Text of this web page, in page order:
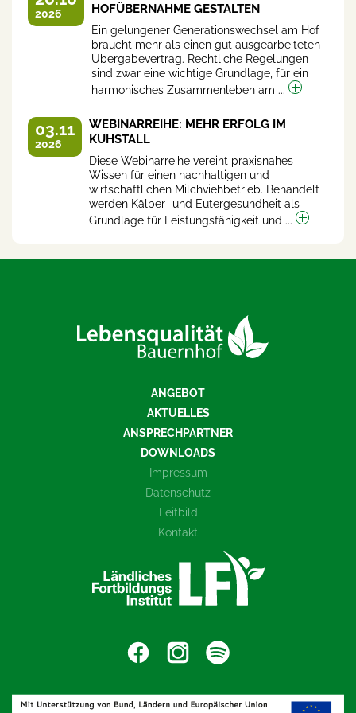
2026
HOFÜBERNAHME GESTALTEN
Ein gelungener Generationswechsel am Hof
braucht mehr als einen gut ausgearbeiteten
Übergabevertrag. Rechtliche Regelungen
sind zwar eine wichtige Grundlage, für ein
harmonisches Zusammenleben am ...
03.11
2026
WEBINARREIHE: MEHR ERFOLG IM
KUHSTALL
Diese Webinarreihe vereint praxisnahes
Wissen für einen nachhaltigen und
wirtschaftlichen Milchviehbetrieb. Behandelt
werden Kälber- und Eutergesundheit als
Grundlage für Leistungsfähigkeit und ...
ANGEBOT
AKTUELLES
ANSPRECHPARTNER
DOWNLOADS
Impressum
Datenschutz
Leitbild
Kontakt